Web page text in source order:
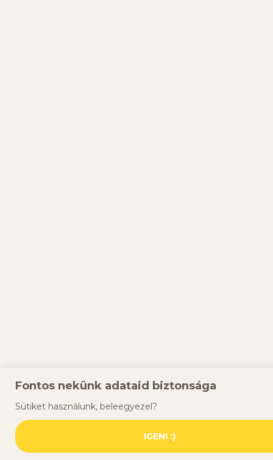
Fontos nekünk adataid biztonsága
Sütiket használunk, beleegyezel?
IGEN! :)